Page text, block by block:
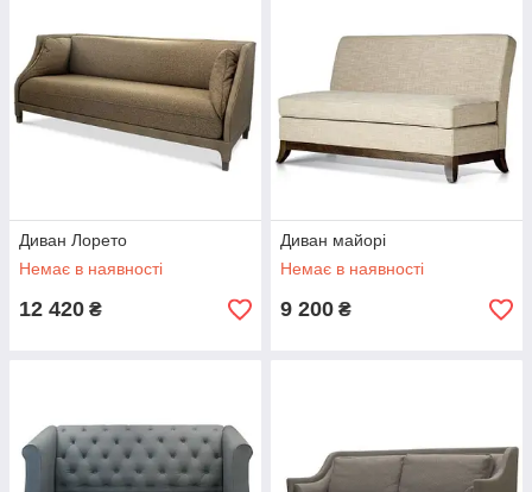
Диван Лорето
Немає в наявності
12 420 ₴
Диван майорі
Немає в наявності
9 200 ₴